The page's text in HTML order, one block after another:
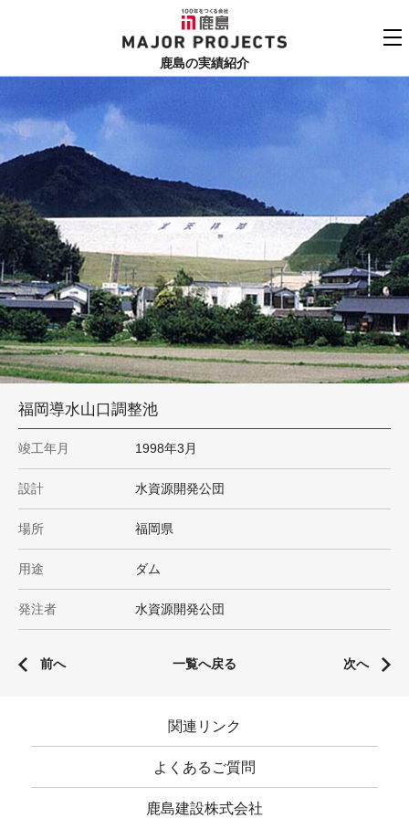
鹿島
MAJOR PROJECTS
鹿島の実績紹介
用途でさがす
竣工年でさがす
地域でさがす
あいうえお順
関連リンク
よくあるご質問
鹿島建設株式会社
個人情報保護方針
お問い合わせ
福岡導水山口調整池
竣工年月 1998年3月
設計 水資源開発公団
場所 福岡県
用途 ダム
発注者 水資源開発公団
前へ 一覧へ戻る 次へ
関連リンク
よくあるご質問
鹿島建設株式会社